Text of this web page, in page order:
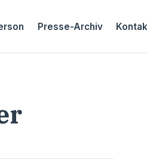
Presse-Archiv